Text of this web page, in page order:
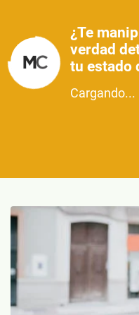
¿Te
verdad
tu estado
Cargando...